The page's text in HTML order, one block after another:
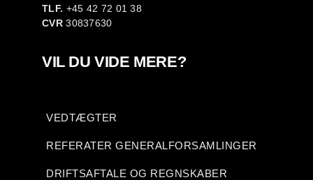
TLF. +45 42 72 01 38
CVR30837630
VIL DU VIDE MERE?
VEDTÆGTER
REFERATER GENERALFORSAMLINGER
DRIFTSAFTALE OG REGNSKABER